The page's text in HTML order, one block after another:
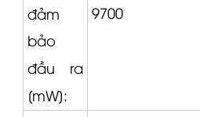
đảm
bảo
đầu ra
[mW]:
9700